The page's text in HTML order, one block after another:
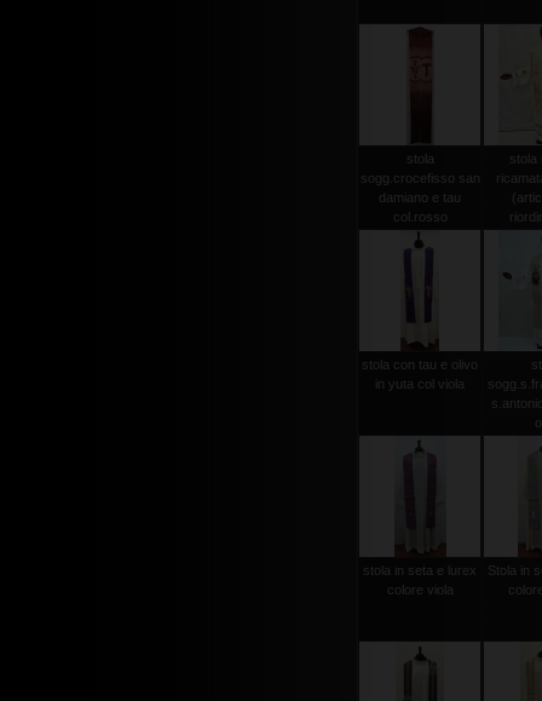
stola
sogg.crocefisso san
damiano e tau
col.rosso
stola
stola con tau e olivo
in yuta col viola
stola in seta e lurex
colore viola
Stola in